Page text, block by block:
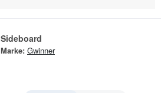
Sideboard
Marke: Gwinner